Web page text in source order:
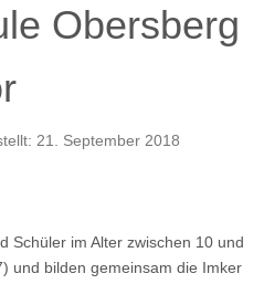
Obersberg
21. September 2018
Schüler im Alter zwischen 10 und
und bilden gemeinsam die Imker